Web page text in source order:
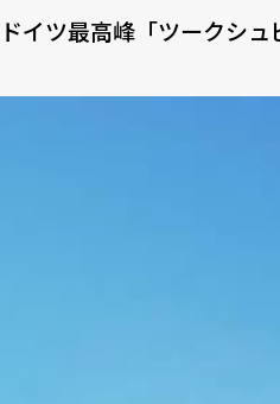
ドイツ最高峰「ツークシュ